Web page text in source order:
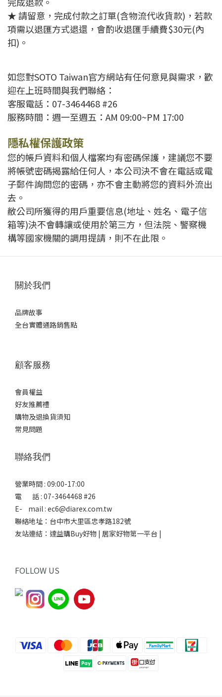
★ 請留意，完成付款之訂單(含物流代收貨款)，若款
項需以退匯方式退還，會酌收退匯手續費$30元(內
扣)。
如您對SOTO Taiwan官方網站有任何意見與需求，歡
迎在上班時間與我們聯絡：
客服電話：07-3464468 #26
服務時間：週一至週五：AM 09:00~PM 17:00
隱私權保護政策
您的帳戶資料和個人檔案均有密碼保護，建議您不要
將帳號密碼揭露給任何人，本公司決不會在電話或電
子郵件詢問您的密碼，亦不會主動將您的資料外流出
去。
敝公司所獲得的用戶重要信息(地址、姓名、電子信
箱等)決不會轉讓或使用於第三方，但法院、警察機
構等國家機關的調用提請，則不在此限。
關於我們
品牌故事
全台實體通路銷售點
顧客服務
會員權益
好友推薦禮
購物及退換貨須知
常見問題
聯絡我們
營業時間 : 09:00-17:00
電 話 : 07-3464468 #26
E- mail : ec6@diarex.com.tw
聯絡地址：台中市大里區忠孝路182號
友站連結： 達益購Buy好物 | 居家好物第一平台 |
FOLLOW US